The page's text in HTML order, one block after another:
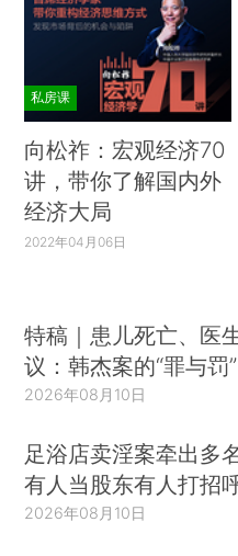
私房课
向松祚：宏观经济70
讲，带你了解国内外
经济大局
2022年04月06日
特稿｜患儿死亡、医
议：韩杰案的“罪与罚”
2026年08月10日
足浴店卖淫案牵出多
有人当股东有人打招
2026年08月10日